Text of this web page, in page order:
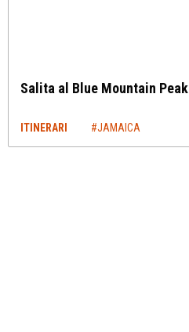
Salita al Blue Mountain Peak
ITINERARI #JAMAICA